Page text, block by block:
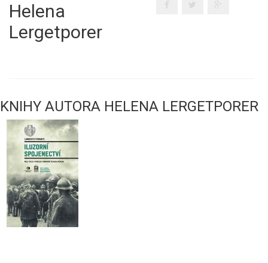
Helena
Lergetporer
KNIHY AUTORA HELENA LERGETPORER